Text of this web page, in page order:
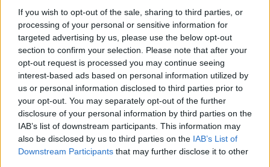
If you wish to opt-out of the sale, sharing to third parties, or
processing of your personal or sensitive information for
targeted advertising by us, please use the below opt-out
section to confirm your selection. Please note that after your
opt-out request is processed you may continue seeing
interest-based ads based on personal information utilized by
us or personal information disclosed to third parties prior to
your opt-out. You may separately opt-out of the further
disclosure of your personal information by third parties on the
IAB’s list of downstream participants. This information may
also be disclosed by us to third parties on the IAB’s List of
Downstream Participants that may further disclose it to other
sendo muito útil para investidores chineses). O principal
fator de venda da Gate.io é sua ampla seleção de pares de
negociação. Você pode encontrar a maioria das novas
altcoins aqui. Gate.io também demonstra um volume de
negociação impressionante. Quase todos os dias, é uma
das 20 principais bolsas de valores com maior volume de
negócios. O volume de negociação é de aprox. US $ 100
milhões por dia. Os 10 principais pares de negociação no
Gate.io em termos de volume de negociação geralmente
têm USDT (Tether) como uma parte do par. Portanto, para